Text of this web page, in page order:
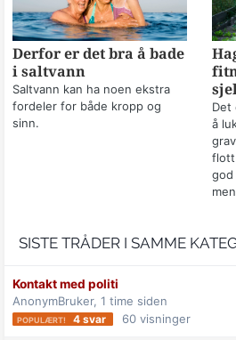
Derfor er det bra å bade
i saltvann
Saltvann kan ha noen ekstra
fordeler for både kropp og
sinn.
Det
å
flott
SISTE TRÅDER I SAMME
Kontakt med politi
AnonymBruker, 1 time siden
4 svar 60 visninger